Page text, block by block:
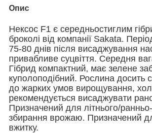
Опис
Нексос F1 є середньостиглим
броколі від компанії Sakata.
75-80 днів після висаджування
привабливе суцвіття. Середня
Гібрид компактний, має зелене
куполоподібний. Рослина досить
до жарких умов вирощування,
рекомендується висаджувати
Призначений для літнього/
збирання врожаю. Призначений
вжитку.